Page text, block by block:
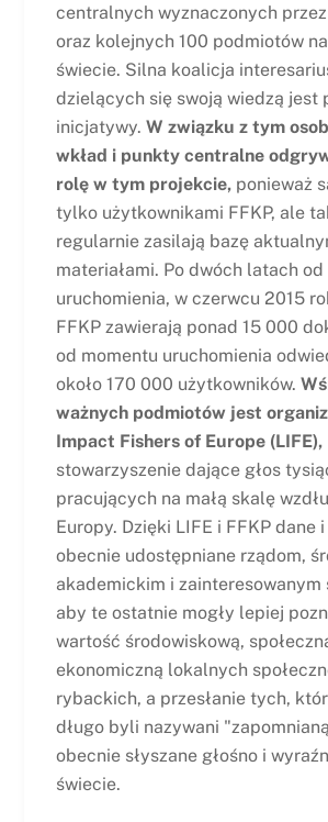
centralnych wyznaczonych
oraz kolejnych 100 podmiotów
świecie. Silna koalicja
dzielących się swoją wiedzą jest
inicjatywy. W związku z tym
wkład i punkty centralne
rolę w tym projekcie,ponieważ
tylko użytkownikami FFKP, ale
regularnie zasilają bazę
materiałami. Po dwóch latach od
uruchomienia, w czerwcu 2015
FFKP zawierają ponad 15 000
od momentu uruchomienia
około 170 000 użytkowników.
ważnych podmiotów jest
Impact Fishers of Europe (LIFE),
stowarzyszenie dające głos
pracujących na małą skalę
Europy. Dzięki LIFE i FFKP dane
obecnie udostępniane rządom,
akademickim i zainteresowanym
aby te ostatnie mogły lepiej
wartość środowiskową,
ekonomiczną lokalnych
rybackich, a przesłanie tych,
długo byli nazywani
obecnie słyszane głośno i
świecie.